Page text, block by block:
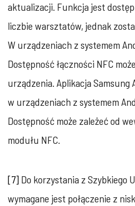
aktualizacji. Funkcja jest
liczbie warsztatów, jednak
W urządzeniach z systemem
Dostępność łączności NFC
urządzenia. Aplikacja
w urządzeniach z systemem
Dostępność może zależeć od
modułu NFC.
[7] Do korzystania z Szybkiego
wymagane jest połączenie z